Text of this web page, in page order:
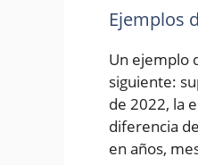
Ejemplos
Un ejemplo
siguiente:
de 2022, la
diferencia
en años,